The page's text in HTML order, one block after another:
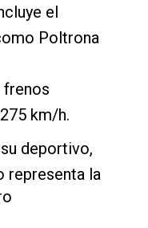
el
Poltrona
frenos
km/h.
deportivo,
representa la